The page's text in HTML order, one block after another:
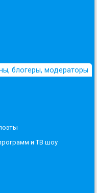
блогеры, модераторы
и ТВ шоу